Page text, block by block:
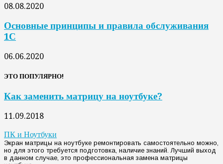
08.08.2020
Основные принципы и правила обслуживания
1С
06.06.2020
ЭТО ПОПУЛЯРНО!
Как заменить матрицу на ноутбуке?
11.09.2018
ПК и Ноутбуки
Экран матрицы на ноутбуке ремонтировать самостоятельно можно,
но для этого требуется подготовка, наличие знаний. Лучший выход
в данном случае, это профессиональная замена матрицы